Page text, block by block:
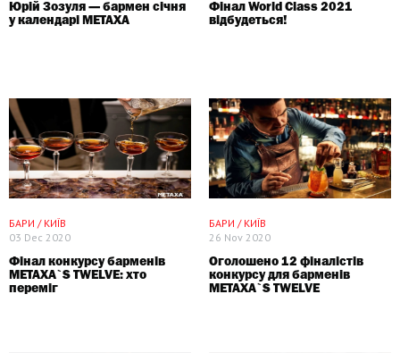
Юрій Зозуля — бармен січня
у календарі METAXA
Фінал World Class 2021
відбудеться!
БАРИ / КИЇВ
03 Dec 2020
Фінал конкурсу барменів
METAXA`S TWELVE: хто
переміг
БАРИ / КИЇВ
26 Nov 2020
Оголошено 12 фіналістів
конкурсу для барменів
METAXA`S TWELVE